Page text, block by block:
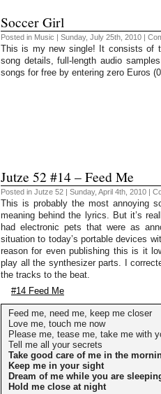
Soccer Girl
Posted in Music | Sunday, July 25th, 2010 |
This is my new single! It consists of
song details, full-length audio
songs for free by entering zero Euros
Jutze 52 #14 – Feed Me
Posted in Jutze 52 | Sunday, April 4th, 2010 |
This is probably the most annoying
meaning behind the lyrics. But it’s
had electronic pets that were as
situation to today’s portable devices
reason for even publishing this is it
play all the synthesizer parts. I
the tracks to the beat.
#14 Feed Me
Feed me, need me, keep me closer
Love me, touch me now
Please me, tease me, take me with
Tell me all your secrets
Take good care of me in the
Keep me in your sight
Dream of me while you are
Hold me close at night